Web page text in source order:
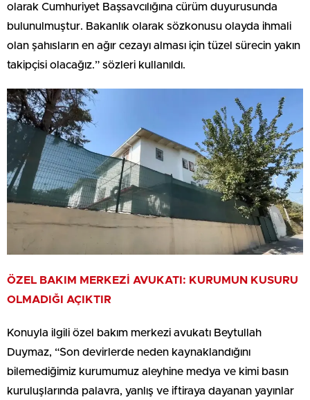
olarak Cumhuriyet Başsavcılığına cürüm duyurusunda
bulunulmuştur. Bakanlık olarak sözkonusu olayda ihmali
olan şahısların en ağır cezayı alması için tüzel sürecin yakın
takipçisi olacağız.” sözleri kullanıldı.
ÖZEL BAKIM MERKEZİ AVUKATI: KURUMUN KUSURU
OLMADIĞI AÇIKTIR
Konuyla ilgili özel bakım merkezi avukatı Beytullah
Duymaz, “Son devirlerde neden kaynaklandığını
bilemediğimiz kurumumuz aleyhine medya ve kimi basın
kuruluşlarında palavra, yanlış ve iftiraya dayanan yayınlar